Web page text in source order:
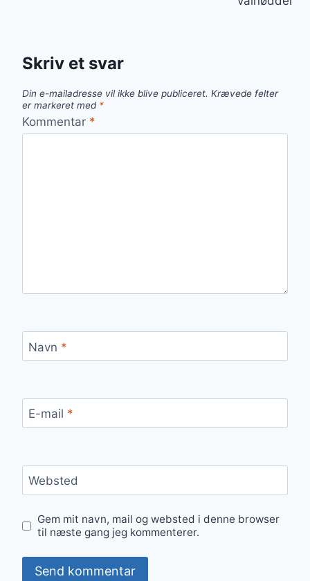
Skriv et svar
Din e-mailadresse vil ikke blive publiceret. Krævede felter
er markeret med *
Kommentar *
Navn *
E-mail *
Websted
Gem mit navn, mail og websted i denne browser
til næste gang jeg kommenterer.